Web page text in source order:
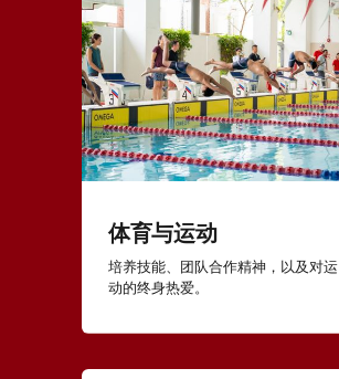
体育与运动
培养技能、团队合作精神，以及对运
动的终身热爱。